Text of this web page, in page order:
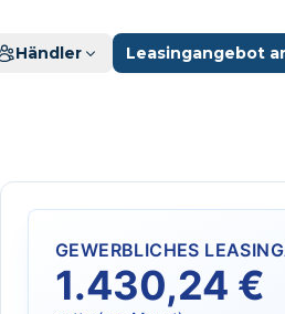
Händler Leasingangebot
GEWERBLICHES
1.430,24 €